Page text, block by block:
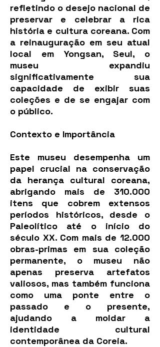
refletindo o desejo nacional de
preservar e celebrar a rica
história e cultura coreana. Com
a reinauguração em seu atual
local em Yongsan, Seul, o
museu expandiu
significativamente sua
capacidade de exibir suas
coleções e de se engajar com
o público.
Contexto e Importância
Este museu desempenha um
papel crucial na conservação
da herança cultural coreana,
abrigando mais de 310.000
itens que cobrem extensos
períodos históricos, desde o
Paleolítico até o início do
século XX. Com mais de 12.000
obras-primas em sua coleção
permanente, o museu não
apenas preserva artefatos
valiosos, mas também funciona
como uma ponte entre o
passado e o presente,
ajudando a moldar a
identidade cultural
contemporânea da Coreia.